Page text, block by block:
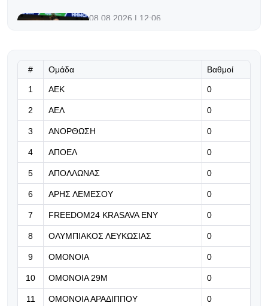
08.08.2026 | 12:06
Με νίκη γράφει ιστορία
08.08.2026 | 11:40
Ο ανθρωπος - κλειδί πίσω από την
απόφαση του Ρόδρι να διαλέξει την
Μπαρτσελόνα
Πιο ακριβό event των Ολυμπιακών
Αγώνων του 2028 ο τελικός του
μπάσκετ
08.08.2026 | 11:14
Έτοιμη για το τρίτο φιλικό
# Ομάδα Βαθμοί
1 ΑΕΚ 0
2 ΑΕΛ 0
3 ΑΝΟΡΘΩΣΗ 0
4 ΑΠΟΕΛ 0
5 ΑΠΟΛΛΩΝΑΣ 0
6 ΑΡΗΣ ΛΕΜΕΣΟΥ 0
7 FREEDOM24 KRASAVA ΕΝΥ 0
8 ΟΛΥΜΠΙΑΚΟΣ ΛΕΥΚΩΣΙΑΣ 0
9 ΟΜΟΝΟΙΑ 0
10 ΟΜΟΝΟΙΑ 29Μ 0
11 ΟΜΟΝΟΙΑ ΑΡΑΔΙΠΠΟΥ 0